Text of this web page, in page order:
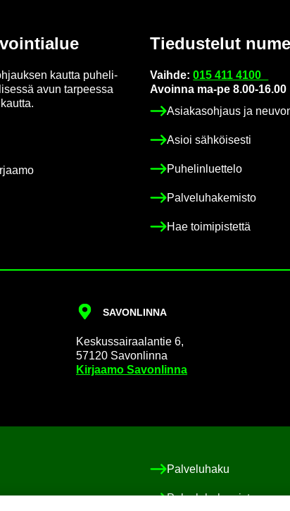
kaut­ta pu­he­li­
avun tar­pees­sa
Tie­dus­te­lut
Vaih­de:015 411 4100
Avoin­na ma-pe 8.00-16.00
Asia­kas­oh­jaus ja
Asioi säh­köi­ses­ti
Pu­he­lin­luet­te­lo
Pal­ve­lu­ha­ke­mis­to
Hae toi­mi­pis­tet­tä
SA­VON­LIN­NA
Kes­kus­sai­raa­lan­tie 6,
57120 Sa­von­lin­na
Kir­jaa­mo Sa­von­lin­na
Pal­ve­lu­ha­ku
Pal­ve­lu­ha­ke­mis­to